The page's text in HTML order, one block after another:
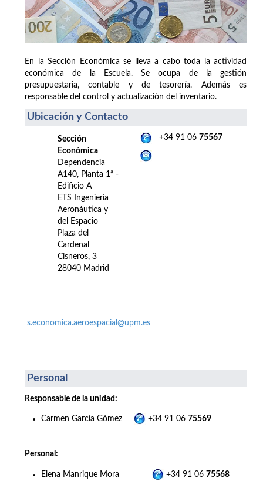
En la Sección Económica se lleva a cabo toda la actividad
económica de la Escuela. Se ocupa de la gestión
presupuestaria, contable y de tesorería. Además es
responsable del control y actualización del inventario.
Ubicación y Contacto
Sección
Económica
Dependencia
A140, Planta 1ª -
Edificio A
ETS Ingeniería
Aeronáutica y
del Espacio
Plaza del
Cardenal
Cisneros, 3
28040 Madrid
+34 91 06 75567
s.economica.aeroespacial@upm.es
Personal
Responsable de la unidad:
Carmen García Gómez +34 91 06 75569
Personal:
Elena Manrique Mora +34 91 06 75568